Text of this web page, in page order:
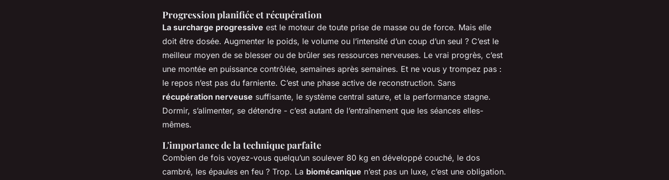
Progression planifiée et récupération
La surcharge progressive est le moteur de toute prise de masse ou de force. Mais elle
doit être dosée. Augmenter le poids, le volume ou l’intensité d’un coup d’un seul ? C’est le
meilleur moyen de se blesser ou de brûler ses ressources nerveuses. Le vrai progrès, c’est
une montée en puissance contrôlée, semaines après semaines. Et ne vous y trompez pas :
le repos n’est pas du farniente. C’est une phase active de reconstruction. Sans
récupération nerveuse suffisante, le système central sature, et la performance stagne.
Dormir, s’alimenter, se détendre - c’est autant de l’entraînement que les séances elles-
mêmes.
L'importance de la technique parfaite
Combien de fois voyez-vous quelqu’un soulever 80 kg en développé couché, le dos
cambré, les épaules en feu ? Trop. La biomécanique n’est pas un luxe, c’est une obligation.